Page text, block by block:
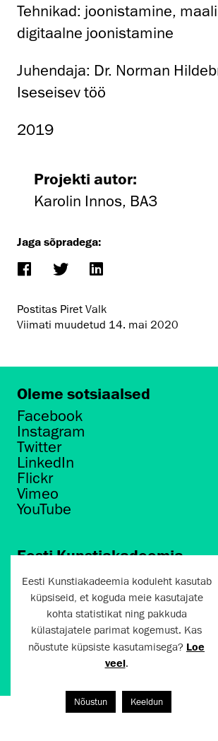
Tehnikad: joonistamine,
digitaalne joonistamine
Juhendaja: Dr. Norman
Iseseisev töö
2019
Projekti autor:
Karolin Innos, BA3
Jaga sõpradega:
Postitas Piret Valk
Viimati muudetud 14. mai 2020
Oleme sotsiaalsed
Facebook
Instagram
Twitter
LinkedIn
Flickr
Vimeo
YouTube
Eesti Kunstiakadeemia
Põhja puiestee 7
Tallinn 10412
artun@artun.ee
+372 6267301
Liitu uudiskirjaga!
Eesti Kunstiakadeemia koduleht kasutab
küpsiseid, et koguda meie kasutajate
kohta statistikat ning pakkuda
külastajatele parimat kogemust. Kas
nõustute küpsiste kasutamisega? Loe
veel.
Nõustun Keeldun